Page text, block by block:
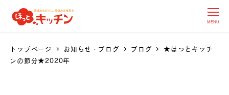
MENU
トップページ お知らせ・ブログ ブログ
★ほっとキッチ
ンの節分★2020年